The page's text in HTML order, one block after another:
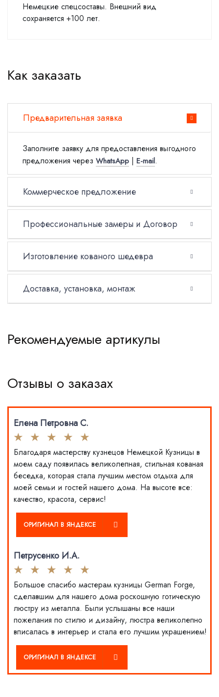
Немецкие спецсоставы. Внешний вид
сохраняется +100 лет.
Как заказать
Предварительная заявка
Заполните заявку для предоставления выгодного
предложения через WhatsApp | E-mail.
Коммерческое предложение
Профессиональные замеры и Договор
Изготовление кованого шедевра
Доставка, установка, монтаж
Рекомендуемые артикулы
Отзывы о заказах
Елена Петровна С.
Благодаря мастерству кузнецов Немецкой Кузницы в
моем саду появилась великолепная, стильная кованая
беседка, которая стала лучшим местом отдыха для
моей семьи и гостей нашего дома. На высоте все:
качество, красота, сервис!
ОРИГИНАЛ В ЯНДЕКСЕ
Петрусенко И.А.
Большое спасибо мастерам кузницы German Forge,
сделавшим для нашего дома роскошную готическую
люстру из металла. Были услышаны все наши
пожелания по стилю и дизайну, люстра великолепно
вписалась в интерьер и стала его лучшим украшением!
ОРИГИНАЛ В ЯНДЕКСЕ